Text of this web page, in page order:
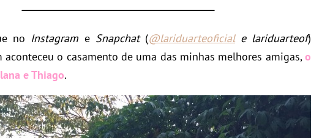
no Instagram e Snapchat(@lariduarteoficiale lariduarteof)
aconteceu o casamento de uma das minhas melhores amigas,o
e Thiago.